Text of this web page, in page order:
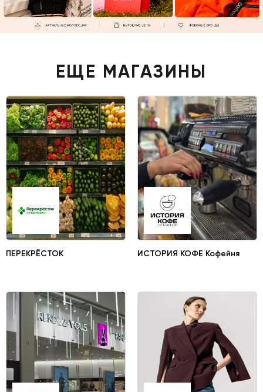
ЕЩЕ МАГАЗИНЫ
ПЕРЕКРЁСТОК ИСТОРИЯ КОФЕ Кофейня